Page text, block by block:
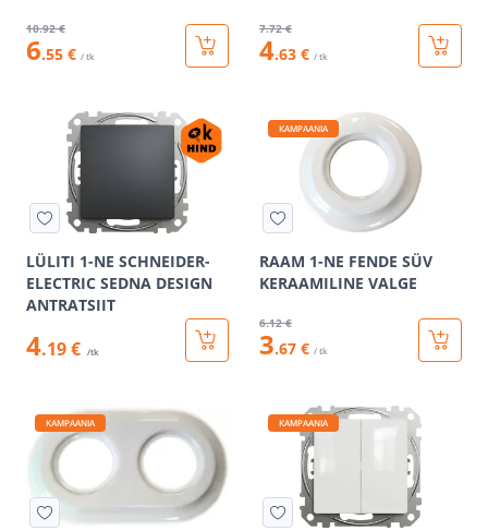
10.92 €
6.55 € / tk
7.72 €
4.63 € / tk
LÜLITI 1-NE SCHNEIDER-
ELECTRIC SEDNA DESIGN
ANTRATSIIT
4.19 € /tk
KAMPAANIA
RAAM 1-NE FENDE SÜV
KERAAMILINE VALGE
6.12 €
3.67 € / tk
KAMPAANIA KAMPAANIA